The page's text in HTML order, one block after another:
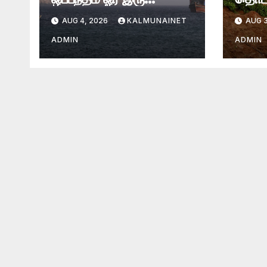
தினங்களில் எட்டப்படும்
என்கிறார் அமெரிக்க
கருவூலச் செயலாளர்
ஸ்காட் பெசென்ட்!
AUG 4, 2026 KALMUNAINET
ADMIN
AUG
ADMIN